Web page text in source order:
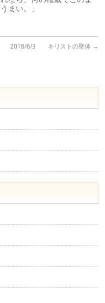
まい。」
2018/6/3 キリストの聖体 →